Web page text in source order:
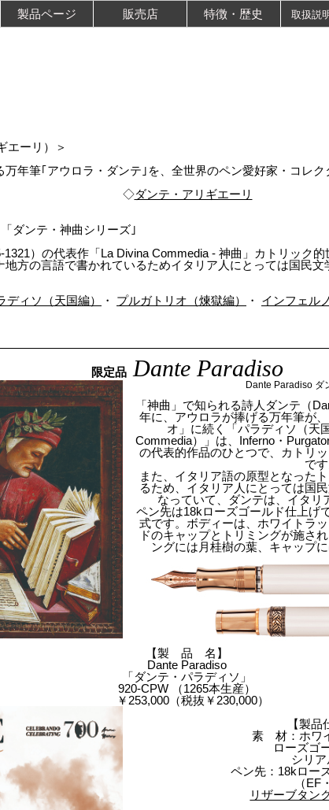
製品ページ 販売店 特徴・歴史 取扱説
エーリ）＞
年筆｢アウロラ・ダンテ｣を、全世界のペン愛好家・コレク
◇ダンテ・アリギエーリ
ダンテ・神曲シリーズ｣
1321）の代表作「La Divina Commedia - 神曲」カトリック
地方の言語で書かれているためイタリア人にとっては国民
ディソ（天国編）
・ プルガトリオ（煉獄編） ・ インフェル
限定品Dante Paradiso
Dante Paradiso ダ
「神曲」で知られる詩人ダンテ（
年に、アウロラが捧げる万年筆が
オ」に続く「パラディソ（天
Commedia）」は、Inferno・
の代表的作品のひとつで、カトリ
です
また、イタリア語の原型となった
るため、イタリア人にとっては国
なっていて、ダンテは、イタリ
ペン先は18kローズゴールド仕上げで
式です。ボディーは、ホワイトラ
ドのキャップとトリミングが施さ
ングには月桂樹の葉、キャップ
【製 品 名】
Dante Paradiso
「ダンテ・パラディソ」
920-CPW （1265本生産）
￥253,000（税抜￥230,000）
【製品
素 材：ホワ
ローズゴ
シリ
ペン先：18kロー
（EF
リザーブタン